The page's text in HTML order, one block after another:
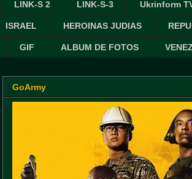
LINK-S 2 LINK-S-3 Ukrinform
ISRAEL HEROINAS JUDIAS
GIF ALBUM DE FOTOS
GoArmy